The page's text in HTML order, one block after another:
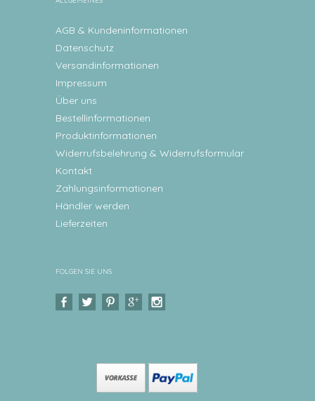
AGB & Kundeninformationen
Datenschutz
Versandinformationen
Impressum
Über uns
Bestellinformationen
Produktinformationen
Widerrufsbelehrung & Widerrufsformular
Kontakt
Zahlungsinformationen
Händler werden
Lieferzeiten
FOLGEN SIE UNS